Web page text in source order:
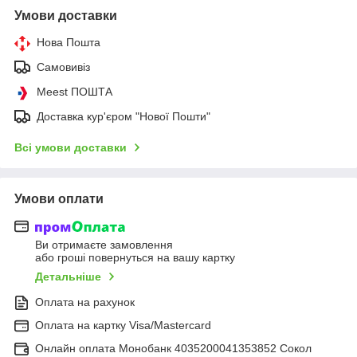
Умови доставки
Нова Пошта
Самовивіз
Meest ПОШТА
Доставка кур'єром "Нової Пошти"
Всі умови доставки
Умови оплати
Ви отримаєте замовлення
або гроші повернуться на вашу картку
Детальніше
Оплата на рахунок
Оплата на картку Visa/Mastercard
Онлайн оплата Монобанк 4035200041353852 Сокол